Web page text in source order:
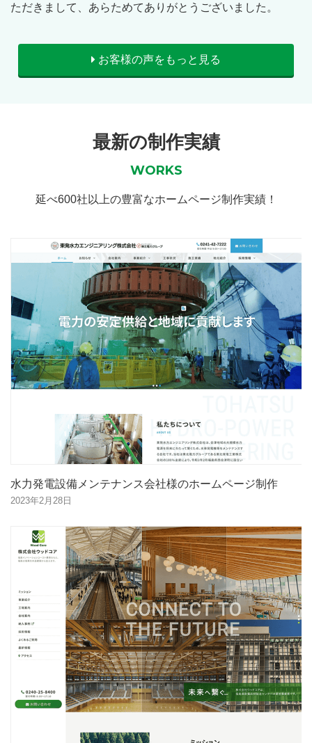
ただきまして、あらためてありがとうございました。
お客様の声をもっと見る
最新の制作実績
WORKS
延べ600社以上の豊富なホームページ制作実績！
水力発電設備メンテナンス会社様のホームページ制作
2023年2月28日